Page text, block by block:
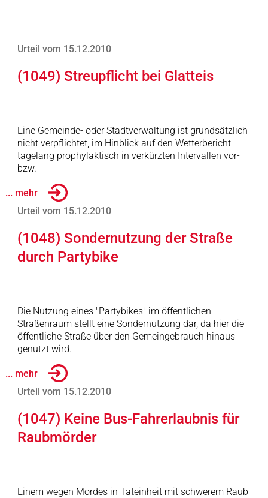
Urteil vom 15.12.2010
(1049) Streupflicht bei Glatteis
Eine Gemeinde- oder Stadtverwaltung ist grundsätzlich
nicht verpflichtet, im Hinblick auf den Wetterbericht
tagelang prophylaktisch in verkürzten Intervallen vor-
bzw.
... mehr
Urteil vom 15.12.2010
(1048) Sondernutzung der Straße
durch Partybike
Die Nutzung eines "Partybikes" im öffentlichen
Straßenraum stellt eine Sondernutzung dar, da hier die
öffentliche Straße über den Gemeingebrauch hinaus
genutzt wird.
... mehr
Urteil vom 15.12.2010
(1047) Keine Bus-Fahrerlaubnis für
Raubmörder
Einem wegen Mordes in Tateinheit mit schwerem Raub